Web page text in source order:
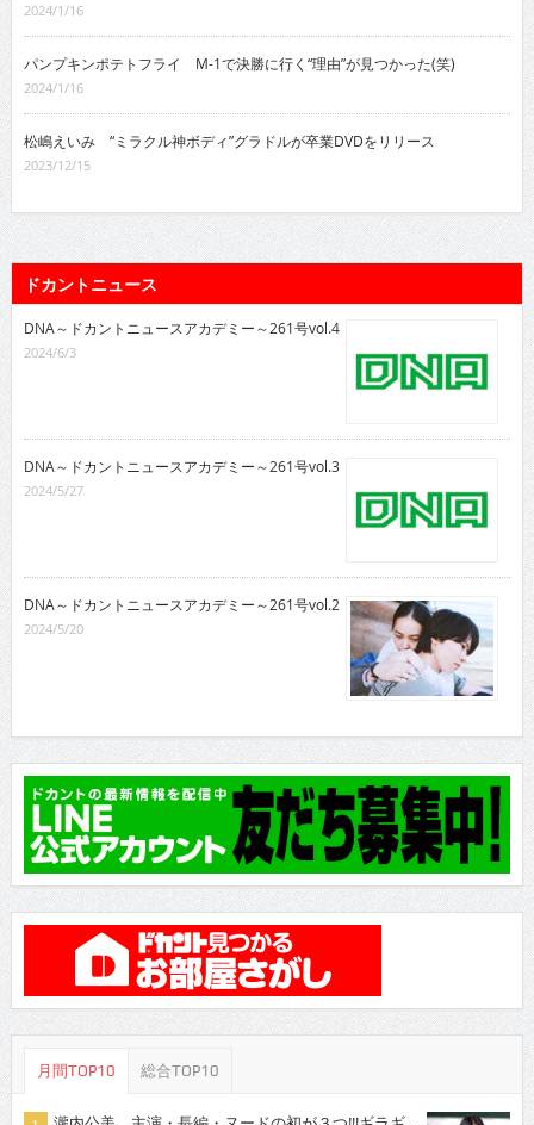
2024/1/16
パンプキンポテトフライ M-1で決勝に行く“理由”が見つかった(笑)
2024/1/16
松嶋えいみ “ミラクル神ボディ”グラドルが卒業DVDをリリース
2023/12/15
ドカントニュース
DNA～ドカントニュースアカデミー～261号vol.4
2024/6/3
DNA～ドカントニュースアカデミー～261号vol.3
2024/5/27
DNA～ドカントニュースアカデミー～261号vol.2
2024/5/20
月間TOP10 総合TOP10